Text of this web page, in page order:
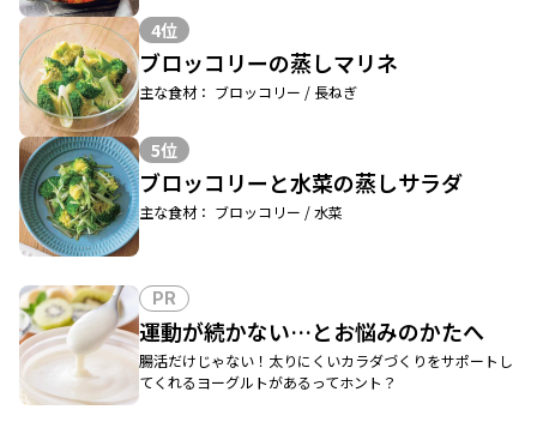
4位
ブロッコリーの蒸しマリネ
主な食材： ブロッコリー / 長ねぎ
5位
ブロッコリーと水菜の蒸しサラダ
主な食材： ブロッコリー / 水菜
PR
運動が続かない…とお悩みのかたへ
腸活だけじゃない！太りにくいカラダづくりをサポートし
てくれるヨーグルトがあるってホント？